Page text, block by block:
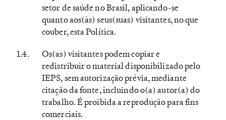
setor de saúde no Brasil, aplicando-se
quanto aos(às) seus(suas) visitantes, no que
couber, esta Política.
Os(as) visitantes podem copiar e
redistribuir o material disponibilizado pelo
IEPS, sem autorização prévia, mediante
citação da fonte, incluindo o(a) autor(a) do
trabalho. É proibida a reprodução para fins
comerciais.